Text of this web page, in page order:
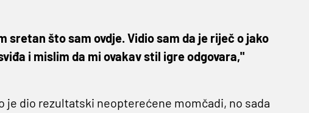
sretan što sam ovdje. Vidio sam da je riječ o jako
i mislim da mi ovakav stil igre odgovara,"
je dio rezultatski neopterećene momčadi, no sada